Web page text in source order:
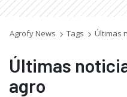
Agrofy News Tags Últimas
Últimas
agro